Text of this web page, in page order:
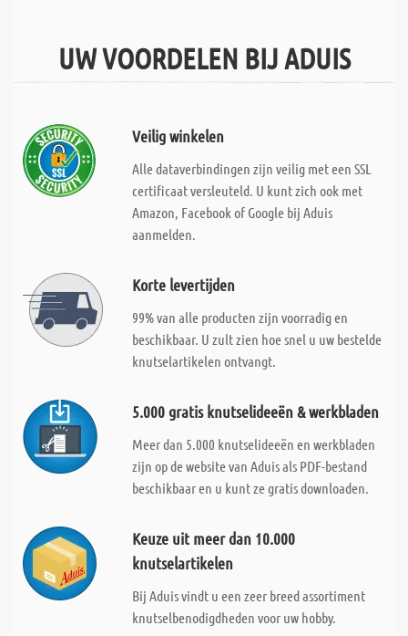
UW VOORDELEN BIJ ADUIS
Veilig winkelen
Alle dataverbindingen zijn veilig met een SSL
certificaat versleuteld. U kunt zich ook met
Amazon, Facebook of Google bij Aduis
aanmelden.
Korte levertijden
99% van alle producten zijn voorradig en
beschikbaar. U zult zien hoe snel u uw bestelde
knutselartikelen ontvangt.
5.000 gratis knutselideeën & werkbladen
Meer dan 5.000 knutselideeën en werkbladen
zijn op de website van Aduis als PDF-bestand
beschikbaar en u kunt ze gratis downloaden.
Keuze uit meer dan 10.000
knutselartikelen
Bij Aduis vindt u een zeer breed assortiment
knutselbenodigdheden voor uw hobby.